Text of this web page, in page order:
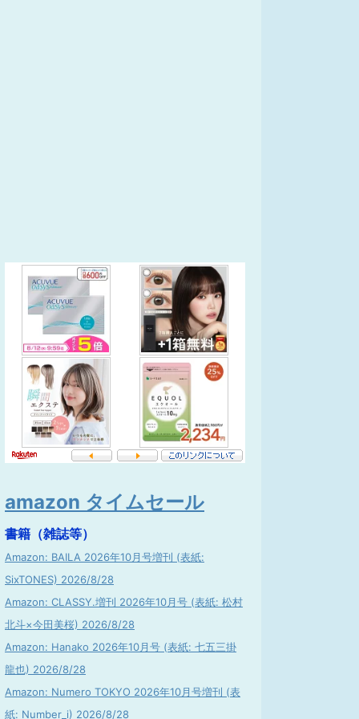
amazon タイムセール
書籍（雑誌等）
Amazon: BAILA 2026年10月号増刊 (表紙:
SixTONES) 2026/8/28
Amazon: CLASSY.増刊 2026年10月号 (表紙: 松村
北斗×今田美桜) 2026/8/28
Amazon: Hanako 2026年10月号 (表紙: 七五三掛
龍也) 2026/8/28
Amazon: Numero TOKYO 2026年10月号増刊 (表
紙: Number_i) 2026/8/28